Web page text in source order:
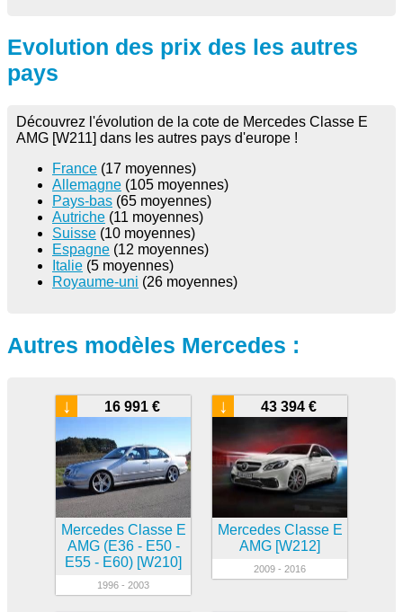
Evolution des prix des les autres
pays
Découvrez l'évolution de la cote de Mercedes Classe E
AMG [W211] dans les autres pays d'europe !
France (17 moyennes)
Allemagne (105 moyennes)
Pays-bas (65 moyennes)
Autriche (11 moyennes)
Suisse (10 moyennes)
Espagne (12 moyennes)
Italie (5 moyennes)
Royaume-uni (26 moyennes)
Autres modèles Mercedes :
16 991 €
↓
Mercedes Classe E
AMG (E36 - E50 -
E55 - E60) [W210]
1996 - 2003
43 394 €
↓
Mercedes Classe E
AMG [W212]
2009 - 2016